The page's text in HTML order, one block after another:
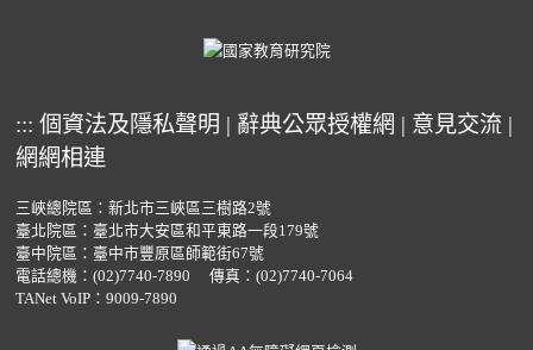
::: 個資法及隱私聲明 | 辭典公眾授權網 | 意見交流 |
網網相連
三峽總院區：新北市三峽區三樹路2號
臺北院區：臺北市大安區和平東路一段179號
臺中院區：臺中市豐原區師範街67號
電話總機： (02)7740-7890
傳真：(02)7740-7064
TANet VoIP：9009-7890